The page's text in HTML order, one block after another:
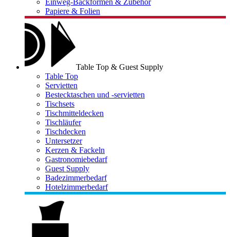
Einweg-Backformen & Zubehör
Papiere & Folien
Table Top & Guest Supply
Table Top
Servietten
Bestecktaschen und -servietten
Tischsets
Tischmitteldecken
Tischläufer
Tischdecken
Untersetzer
Kerzen & Fackeln
Gastronomiebedarf
Guest Supply
Badezimmerbedarf
Hotelzimmerbedarf